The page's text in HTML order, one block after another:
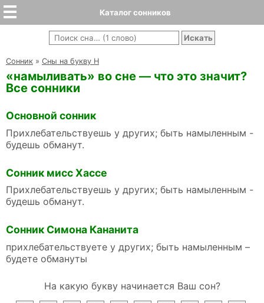
Каталог сонников
Cонник » Сны на букву Н
«намыливать» во сне — что это значит?
Все сонники
Основной сонник
Прихлебательствуешь у других; быть намыленным -
будешь обманут.
Сонник мисс Хассе
Прихлебательствуешь у других; быть намыленным -
будешь обманут.
Сонник Симона Кананита
прихлебательствуете у других; быть намыленным –
будете обмануты
На какую букву начинается Ваш сон?